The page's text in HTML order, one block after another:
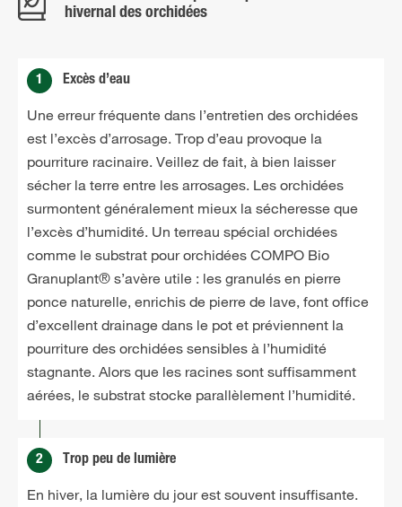
hivernal des orchidées
1 Excès d’eau
Une erreur fréquente dans l’entretien des orchidées
est l’excès d’arrosage. Trop d’eau provoque la
pourriture racinaire. Veillez de fait, à bien laisser
sécher la terre entre les arrosages. Les orchidées
surmontent généralement mieux la sécheresse que
l’excès d’humidité. Un terreau spécial orchidées
comme le substrat pour orchidées COMPO Bio
Granuplant® s’avère utile : les granulés en pierre
ponce naturelle, enrichis de pierre de lave, font office
d’excellent drainage dans le pot et préviennent la
pourriture des orchidées sensibles à l’humidité
stagnante. Alors que les racines sont suffisamment
aérées, le substrat stocke parallèlement l’humidité.
2 Trop peu de lumière
En hiver, la lumière du jour est souvent insuffisante.